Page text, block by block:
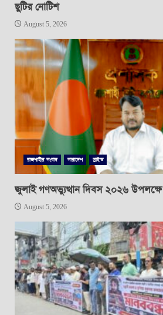
ছুটির নোটিশ
August 5, 2026
রাজশাহীর সংবাদ সারাদেশ স্লাইড
জুলাই গণঅভ্যুত্থান দিবস ২০২৬ উপলক্ষে
August 5, 2026